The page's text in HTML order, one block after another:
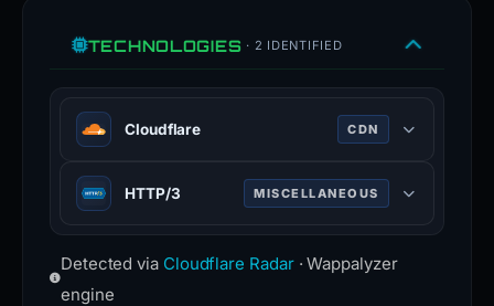
TECHNOLOGIES · 2 IDENTIFIED
Cloudflare CDN
Web infrastructure and security
company providing CDN, DDoS
www.cloudflare.com
HTTP/3 MISCELLANEOUS
Third major version of HTTP
protocol, built on QUIC for faster,
Detected via Cloudflare Radar· Wappalyzer
engine